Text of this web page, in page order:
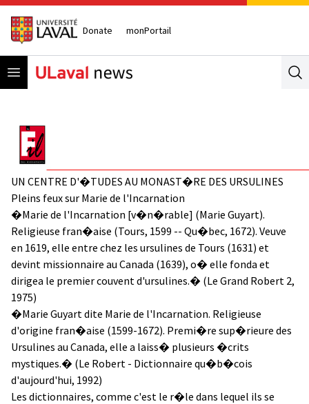
Donate monPortail
Open menu
UN CENTRE D'�TUDES AU MONAST�RE DES URSULINES
Pleins feux sur Marie de l'Incarnation
�Marie de l'Incarnation [v�n�rable] (Marie Guyart).
Religieuse fran�aise (Tours, 1599 -- Qu�bec, 1672). Veuve
en 1619, elle entre chez les ursulines de Tours (1631) et
devint missionnaire au Canada (1639), o� elle fonda et
dirigea le premier couvent d'ursulines.� (Le Grand Robert 2,
1975)
�Marie Guyart dite Marie de l'Incarnation. Religieuse
d'origine fran�aise (1599-1672). Premi�re sup�rieure des
Ursulines au Canada, elle a laiss� plusieurs �crits
mystiques.� (Le Robert - Dictionnaire qu�b�cois
d'aujourd'hui, 1992)
Les dictionnaires, comme c'est le r�le dans lequel ils se